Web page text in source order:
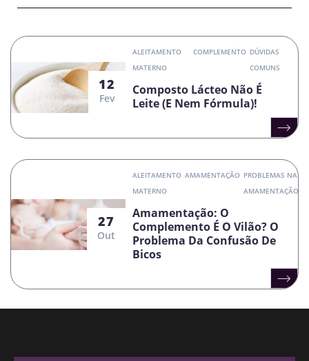
12
Fev
ALEITAMENTO
MATERNO
COMPLEMENTO DÚVIDAS
COMUNS
Composto Lácteo Não É
Leite (e Nem Fórmula)!
27
Out
ALEITAMENTO
MATERNO
AMAMENTAÇÃO PROBLEMAS NA
AMAMENTAÇÃO
Amamentação: O
Complemento É O Vilão? O
Problema Da Confusão De
Bicos